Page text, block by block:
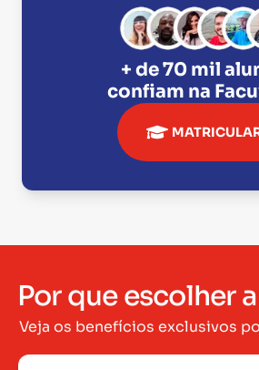
+ de 70 mil
confiam na
Por que escolher
Veja os benefícios exclusivos